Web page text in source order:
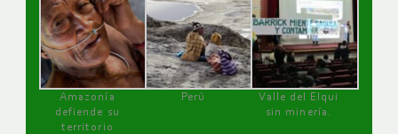
Amazonía
defiende su
territorio
Perú
Valle del Elqui
sin minería.